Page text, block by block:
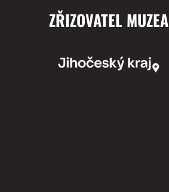
ZŘIZOVATEL MUZEA